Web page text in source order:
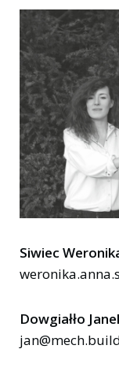
Siwiec
Dowgiałło